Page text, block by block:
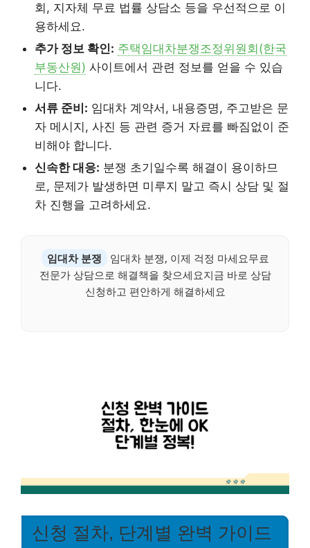
회, 지자체 무료 법률 상담소 등을 우선적으로 이
용하세요.
추가 정보 확인: 주택임대차분쟁조정위원회(한국
부동산원) 사이트에서 관련 정보를 얻을 수 있습
니다.
서류 준비: 임대차 계약서, 내용증명, 주고받은 문
자 메시지, 사진 등 관련 증거 자료를 빠짐없이 준
비해야 합니다.
신속한 대응: 분쟁 초기일수록 해결이 용이하므
로, 문제가 발생하면 미루지 말고 즉시 상담 및 절
차 진행을 고려하세요.
임대차 분쟁
임대차 분쟁, 이제 걱정 마세요무료
전문가 상담으로 해결책을 찾으세요지금 바로 상담
신청하고 편안하게 해결하세요
신청 절차, 단계별 완벽 가이드